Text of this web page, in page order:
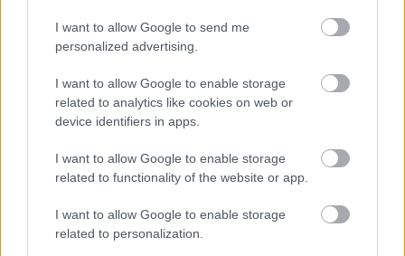
I want to allow Google to send me
personalized advertising.
I want to allow Google to enable storage
related to analytics like cookies on web or
device identifiers in apps.
I want to allow Google to enable storage
related to functionality of the website or app.
I want to allow Google to enable storage
related to personalization.
Paris Saint-Germain
Felkészülési szezon 4. mérkőzés
Nya Ullevi, Göteborg
Leeds Unitedvs Manchester United 2026-08-12 20:30
AC MilanvsManchester United2026-08-15 18:00